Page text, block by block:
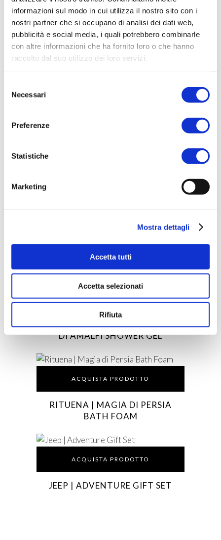
informazioni sul modo in cui utilizza il nostro sito con i
nostri partner che si occupano di analisi dei dati web,
pubblicità e social media, i quali potrebbero combinarle
con altre informazioni che ha fornito loro o che hanno
raccolto dal suo utilizzo dei loro servizi.
delNecessari
Preferenze
Statistiche
Marketing
Mostra dettagli
Accetta tutti
Accetta selezionati
Rifiuta
orgogliosamente in Italia, simbolo di
eleganza e di design italiano, a garanzia di
qualità e stile.
CATEGORIE: BODYCARE, DONNA
Related products
RITUENA | MAGIA DI PERSIA
BODY LOTION
ACQUISTA PRODOTTO
AQUA DI SORRENTO | GIARDINO
DI AMALFI SHOWER GEL
ACQUISTA PRODOTTO
RITUENA | MAGIA DI PERSIA
BATH FOAM
ACQUISTA PRODOTTO
JEEP | ADVENTURE GIFT SET